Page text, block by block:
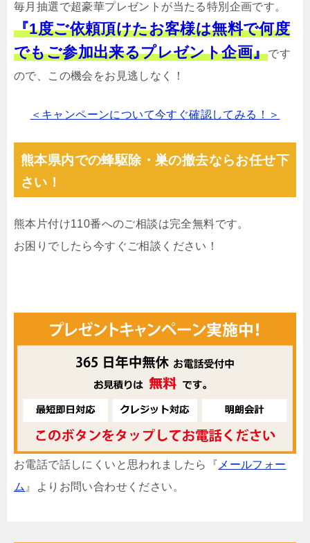
毎月抽選で超豪華プレゼントが当たる特別企画です。
『1度ご依頼頂けたお客様は無料で何度
でもご参加出来るプレゼント企画』です
ので、この機会をお見逃しなく！
＜キャンペーンについて今すぐ確認してみる！＞
熊本県内での蜂駆除・巣の撤去ならお任せ下
さい！
熊本片付け110番へのご相談は完全無料です。
お困りでしたら今すぐご相談ください！
お電話で話しにくいと思われましたら『 メールフォー
ム 』よりお問い合わせください。